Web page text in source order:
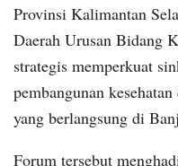
Provinsi Kalimantan
Daerah Urusan Bidang
strategis memperkuat
pembangunan
yang berlangsung di
Forum tersebut